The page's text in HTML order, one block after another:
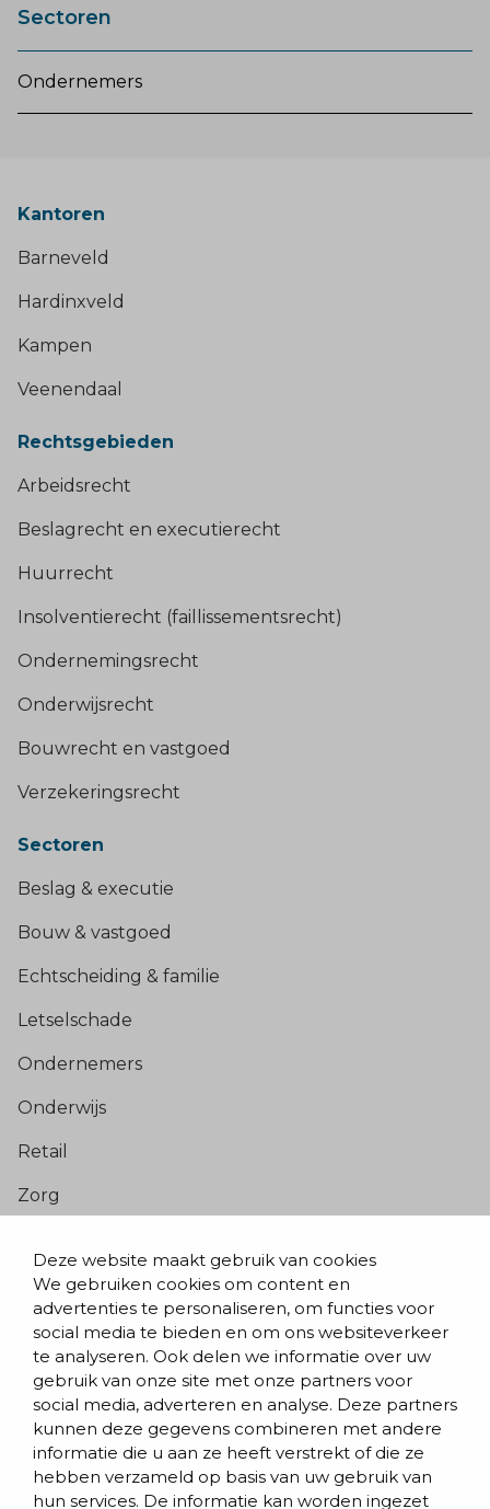
Deze website maakt gebruik van cookies
We gebruiken cookies om content en
advertenties te personaliseren, om functies voor
social media te bieden en om ons websiteverkeer
te analyseren. Ook delen we informatie over uw
gebruik van onze site met onze partners voor
social media, adverteren en analyse. Deze partners
kunnen deze gegevens combineren met andere
informatie die u aan ze heeft verstrekt of die ze
hebben verzameld op basis van uw gebruik van
hun services. De informatie kan worden ingezet
Sectoren
Ondernemers
Kantoren
Barneveld
Hardinxveld
Kampen
Veenendaal
Rechtsgebieden
Arbeidsrecht
Beslagrecht en executierecht
Huurrecht
Insolventierecht (faillissementsrecht)
Ondernemingsrecht
Onderwijsrecht
Bouwrecht en vastgoed
Verzekeringsrecht
Sectoren
Beslag & executie
Bouw & vastgoed
Echtscheiding & familie
Letselschade
Ondernemers
Onderwijs
Retail
Zorg
Blogs & nieuws
Contact
Evenementen
Team
Werken bij BVD